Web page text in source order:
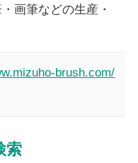
画筆などの生産・
brush.com/
索